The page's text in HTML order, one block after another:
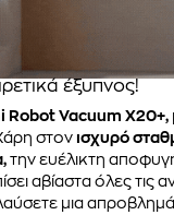
έξυπνος!
Robot Vacuum X20+,
στον ισχυρό
την ευέλικτη
αβίαστα όλες τις
μια